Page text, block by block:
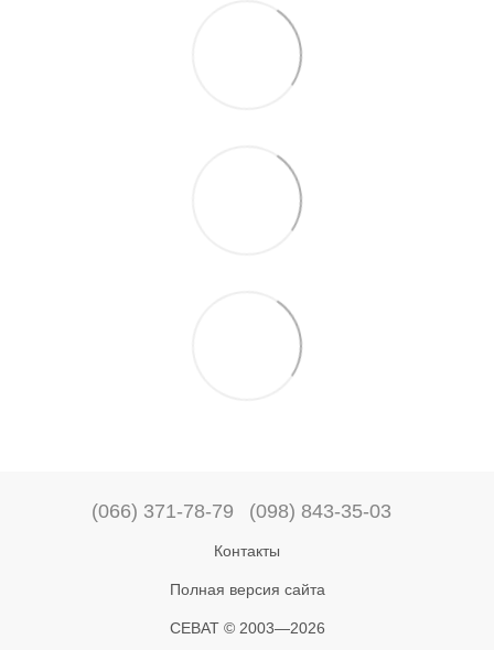
(066) 371-78-79 (098) 843-35-03
Контакты
Полная версия сайта
СЕВАТ © 2003—2026